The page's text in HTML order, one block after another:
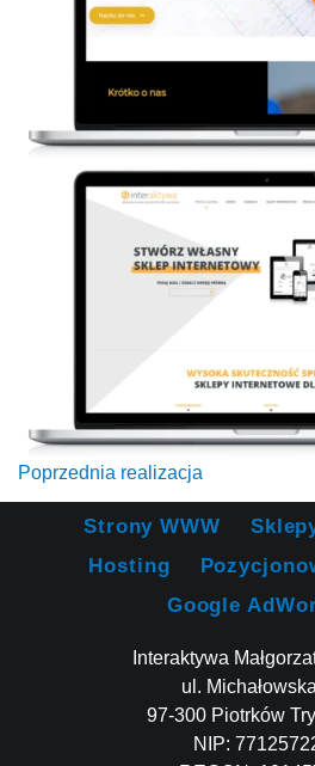
Poprzednia realizacja
Strony WWW
Hosting
Google
Interaktywa
ul.
97-300 Piotrków
NIP: